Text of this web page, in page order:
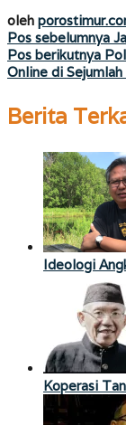
oleh
Navigasi
pos
Pos sebelumnya
Pos berikutnya
Online di
Berita
Ideologi
Koperasi